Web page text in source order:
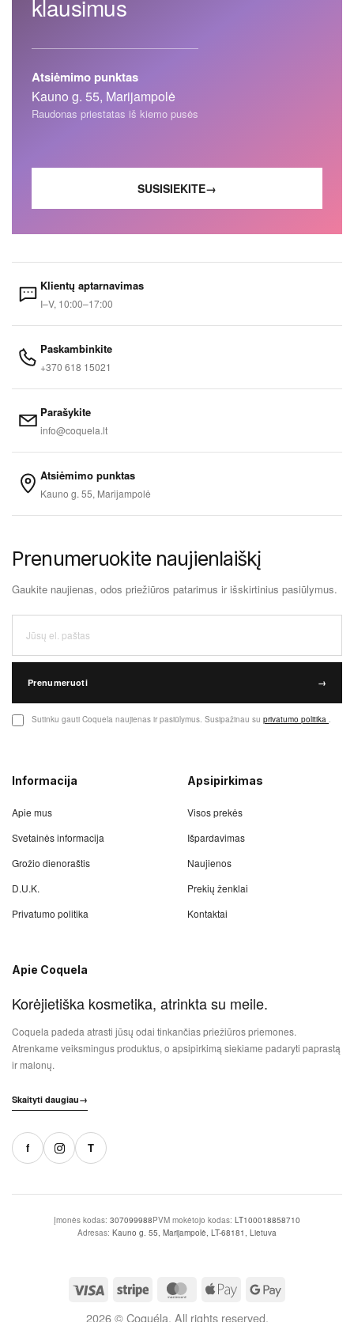
klausimus
Atsiėmimo punktas
Kauno g. 55, Marijampolė
Raudonas priestatas iš kiemo pusės
SUSISIEKITE→
Klientų aptarnavimas
I–V, 10:00–17:00
Paskambinkite
+370 618 15021
Parašykite
info@coquela.lt
Atsiėmimo punktas
Kauno g. 55, Marijampolė
Prenumeruokite naujienlaiškį
Gaukite naujienas, odos priežiūros patarimus ir išskirtinius pasiūlymus.
Prenumeruoti →
Sutinku gauti Coquela naujienas ir pasiūlymus. Susipažinau su privatumo politika
Informacija
Apie mus
Svetainės informacija
Grožio dienoraštis
D.U.K.
Privatumo politika
Apsipirkimas
Visos prekės
Išpardavimas
Naujienos
Prekių ženklai
Kontaktai
Apie Coquela
Korėjietiška kosmetika, atrinkta su meile.
Coquela padeda atrasti jūsų odai tinkančias priežiūros priemones.
Atrenkame veiksmingus produktus, o apsipirkimą siekiame padaryti paprastą
ir malonų.
Skaityti daugiau→
f T
Įmonės kodas: 307099988PVM mokėtojo kodas: LT100018858710
Adresas: Kauno g. 55, Marijampolė, LT-68181, Lietuva
2026 © Coquéla. All rights reserved.